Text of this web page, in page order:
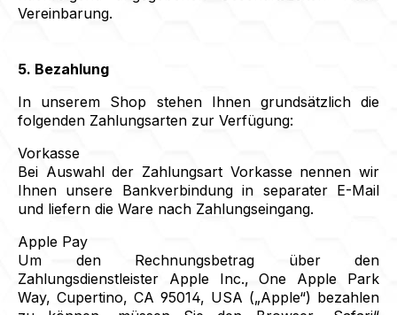
Vereinbarung.
5. Bezahlung
In unserem Shop stehen Ihnen grundsätzlich die
folgenden Zahlungsarten zur Verfügung:
Vorkasse
Bei Auswahl der Zahlungsart Vorkasse nennen wir
Ihnen unsere Bankverbindung in separater E-Mail
und liefern die Ware nach Zahlungseingang.
Apple Pay
Um den Rechnungsbetrag über den
Zahlungsdienstleister Apple Inc., One Apple Park
Way, Cupertino, CA 95014, USA („Apple“) bezahlen